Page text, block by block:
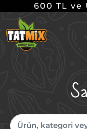
600 TL ve